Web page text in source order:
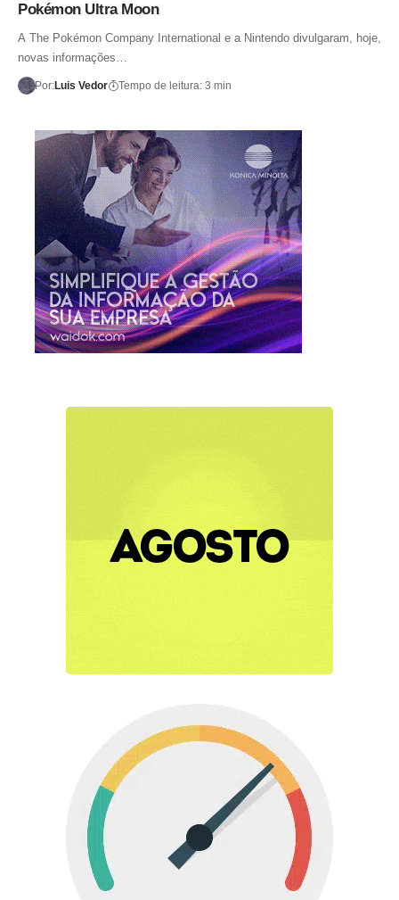
Pokémon Ultra Moon
A The Pokémon Company International e a Nintendo divulgaram, hoje,
novas informações…
Por:Luis Vedor Tempo de leitura: 3 min